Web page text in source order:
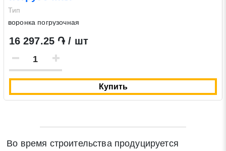
Тип
воронка погрузочная
16 297.25 ֏ / шт
Купить
Во время строительства продуцируется